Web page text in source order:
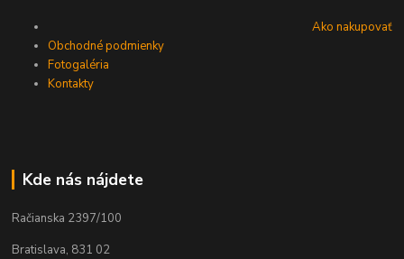
Ako nakupovať
Obchodné podmienky
Fotogaléria
Kontakty
Kde nás nájdete
Račianska 2397/100
Bratislava, 831 02